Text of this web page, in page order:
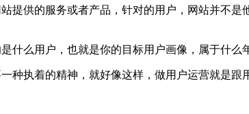
供的服务或者产品，针对的用户，网站并不是
么用户，也就是你的目标用户画像，属于什么
执着的精神，就好像这样，做用户运营就是跟